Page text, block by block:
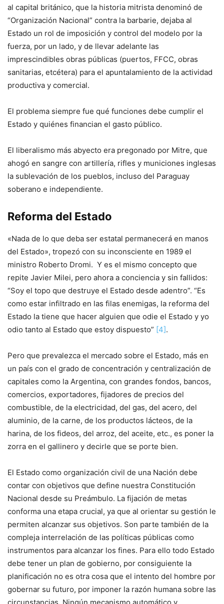
al capital británico, que la historia mitrista denominó de
“Organización Nacional” contra la barbarie, dejaba al
Estado un rol de imposición y control del modelo por la
fuerza, por un lado, y de llevar adelante las
imprescindibles obras públicas (puertos, FFCC, obras
sanitarias, etcétera) para el apuntalamiento de la actividad
productiva y comercial.
El problema siempre fue qué funciones debe cumplir el
Estado y quiénes financian el gasto público.
El liberalismo más abyecto era pregonado por Mitre, que
ahogó en sangre con artillería, rifles y municiones inglesas
la sublevación de los pueblos, incluso del Paraguay
soberano e independiente.
Reforma del Estado
«Nada de lo que deba ser estatal permanecerá en manos
del Estado», tropezó con su inconsciente en 1989 el
ministro Roberto Dromi. Y es el mismo concepto que
repite Javier Milei, pero ahora a conciencia y sin fallidos:
“Soy el topo que destruye el Estado desde adentro”. “Es
como estar infiltrado en las filas enemigas, la reforma del
Estado la tiene que hacer alguien que odie el Estado y yo
odio tanto al Estado que estoy dispuesto” [4].
Pero que prevalezca el mercado sobre el Estado, más en
un país con el grado de concentración y centralización de
capitales como la Argentina, con grandes fondos, bancos,
comercios, exportadores, fijadores de precios del
combustible, de la electricidad, del gas, del acero, del
aluminio, de la carne, de los productos lácteos, de la
harina, de los fideos, del arroz, del aceite, etc., es poner la
zorra en el gallinero y decirle que se porte bien.
El Estado como organización civil de una Nación debe
contar con objetivos que define nuestra Constitución
Nacional desde su Preámbulo. La fijación de metas
conforma una etapa crucial, ya que al orientar su gestión le
permiten alcanzar sus objetivos. Son parte también de la
compleja interrelación de las políticas públicas como
instrumentos para alcanzar los fines. Para ello todo Estado
debe tener un plan de gobierno, por consiguiente la
planificación no es otra cosa que el intento del hombre por
gobernar su futuro, por imponer la razón humana sobre las